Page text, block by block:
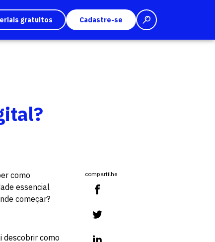
gratuitos Cadastre-se
como
essencial
começar?
descobrir como
compartilhe